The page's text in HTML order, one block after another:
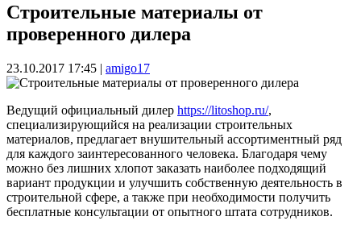
Строительные материалы от
проверенного дилера
23.10.2017 17:45 | amigo17
Ведущий официальный дилер https://litoshop.ru/,
специализирующийся на реализации строительных
материалов, предлагает внушительный ассортиментный ряд
для каждого заинтересованного человека. Благодаря чему
можно без лишних хлопот заказать наиболее подходящий
вариант продукции и улучшить собственную деятельность в
строительной сфере, а также при необходимости получить
бесплатные консультации от опытного штата сотрудников.